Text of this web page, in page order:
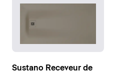
Sustano Receveur de